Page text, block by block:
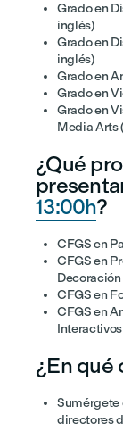
Grado en
inglés)
Grado en
inglés)
Grado en
Grado en
Grado en
Media Arts
¿Qué
13:00h?
CFGS en
CFGS en
Decoración
CFGS en
CFGS en
Interactivos
¿En qué
Sumérgete
directores